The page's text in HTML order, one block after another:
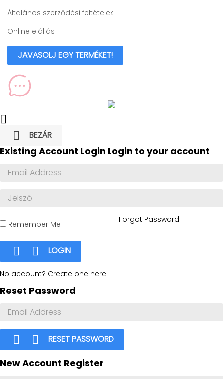
Általános szerződési feltételek
Online elállás
JAVASOLJ EGY TERMÉKET!


BEZÁR
Existing Account Login Login to your account
Remember Me Forgot Password
  LOGIN
No account? Create one here
Reset Password
  RESET PASSWORD
New Account Register